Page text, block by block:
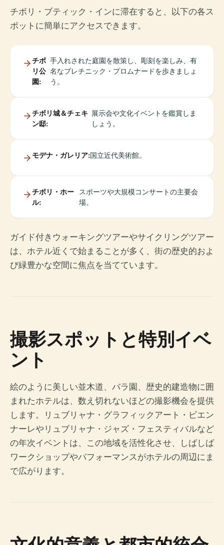
チボリ・ブティック・インに滞在すると、以下の各ス
ポットに簡単にアクセスできます。
チボ
リ公
園:
手入れされた庭園を散策し、彫刻を楽しみ、有
名なプレチニック・プロムナードを歩きましょ
う。
チボリ城＆チェキ
ン邸:
展示会や文化イベントを鑑賞しま
しょう。
モデナ・ガレリア:国立近代美術館。
チボリ・ホー
ル:
スポーツや大規模コンサートの主要会
場。
ガイド付きウォーキングツアーやサイクリングツアー
は、ホテル近くで始まることが多く、街の歴史的およ
び緑豊かな空間に焦点を当てています。
撮影スポットと特別イベ
ント
絵のように美しい並木道、バラ園、歴史的建造物に囲
まれたホテルは、数え切れないほどの撮影機会を提供
します。リュブリャナ・グラフィックアート・ビエン
ナーレやリュブリャナ・ジャズ・フェスティバルなど
の年次イベントは、この地域を活性化させ、しばしば
ワークショップやパフォーマンスがホテルの周辺にま
で広がります。